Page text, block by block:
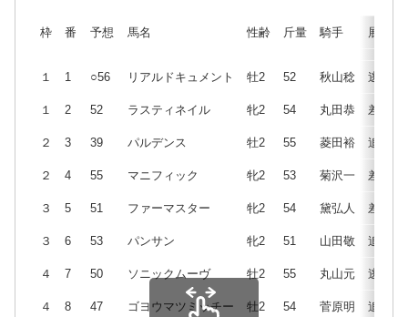
枠 番 予想 馬名 性齢 斤量 騎手 展開
１ 1 ○56 リアルドキュメント 牡2 52 秋山稔 逃
１ 2 52 ラスティネイル 牝2 54 丸田恭 差
２ 3 39 パルデンス 牡2 55 菱田裕 追
２ 4 55 マニフィック 牝2 53 菊沢一 差
３ 5 51 ファーマスター 牝2 54 黛弘人 差
３ 6 53 パンサン 牝2 51 山田敬 追
４ 7 50 ソニックムーヴ 牡2 55 丸山元 逃
４ 8 47 ゴヨウマツミッチー 牡2 54 菅原明 追